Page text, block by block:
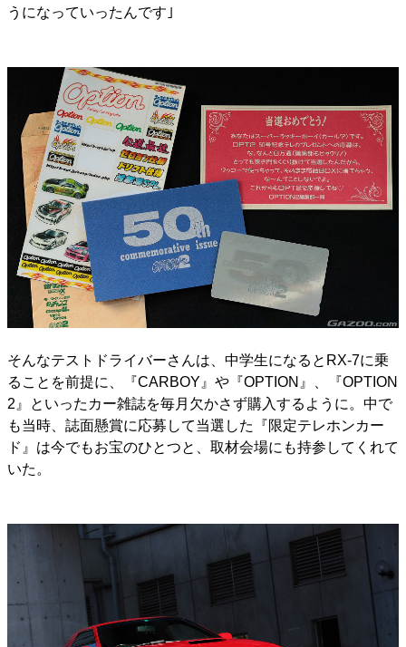
うになっていったんです｣
そんなテストドライバーさんは、中学生になるとRX-7に乗
ることを前提に、『CARBOY』や『OPTION』、『OPTION
2』といったカー雑誌を毎月欠かさず購入するように。中で
も当時、誌面懸賞に応募して当選した『限定テレホンカー
ド』は今でもお宝のひとつと、取材会場にも持参してくれて
いた。